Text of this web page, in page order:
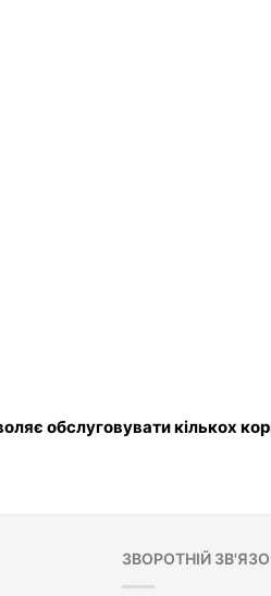
обслуговувати кількох
ЗВОРОТНІЙ